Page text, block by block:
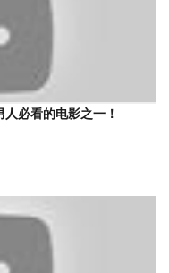
必看的电影之一！